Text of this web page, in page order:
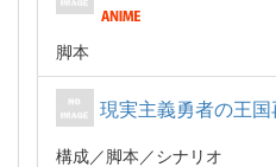
脚本
現実主義勇者の王国
構成 脚本 シナリオ